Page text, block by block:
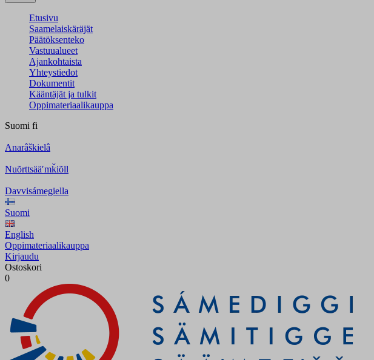
Etusivu
Saamelaiskäräjät
Päätöksenteko
Vastuualueet
Ajankohtaista
Yhteystiedot
Dokumentit
Kääntäjät ja tulkit
Oppimateriaalikauppa
Suomi fi
Anarâškielâ
Nuõrttsääʹmǩiõll
Davvisámegiella
Suomi
English
Oppimateriaalikauppa
Kirjaudu
Ostoskori
0